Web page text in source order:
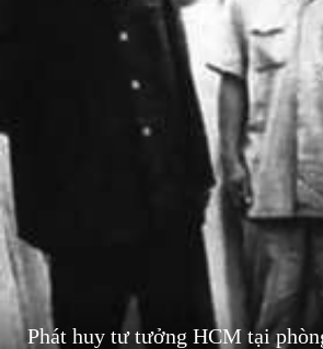
Phát huy tư tưởng HCM tại